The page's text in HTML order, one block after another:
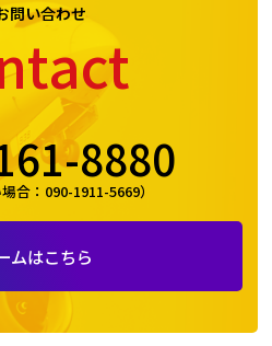
問い合わせ
8880
合： 090-1911-5669）
ムはこちら